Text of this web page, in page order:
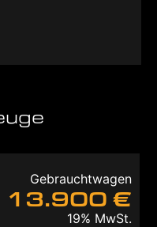
Gebrauchtwagen
13.900 €
19% MwSt.